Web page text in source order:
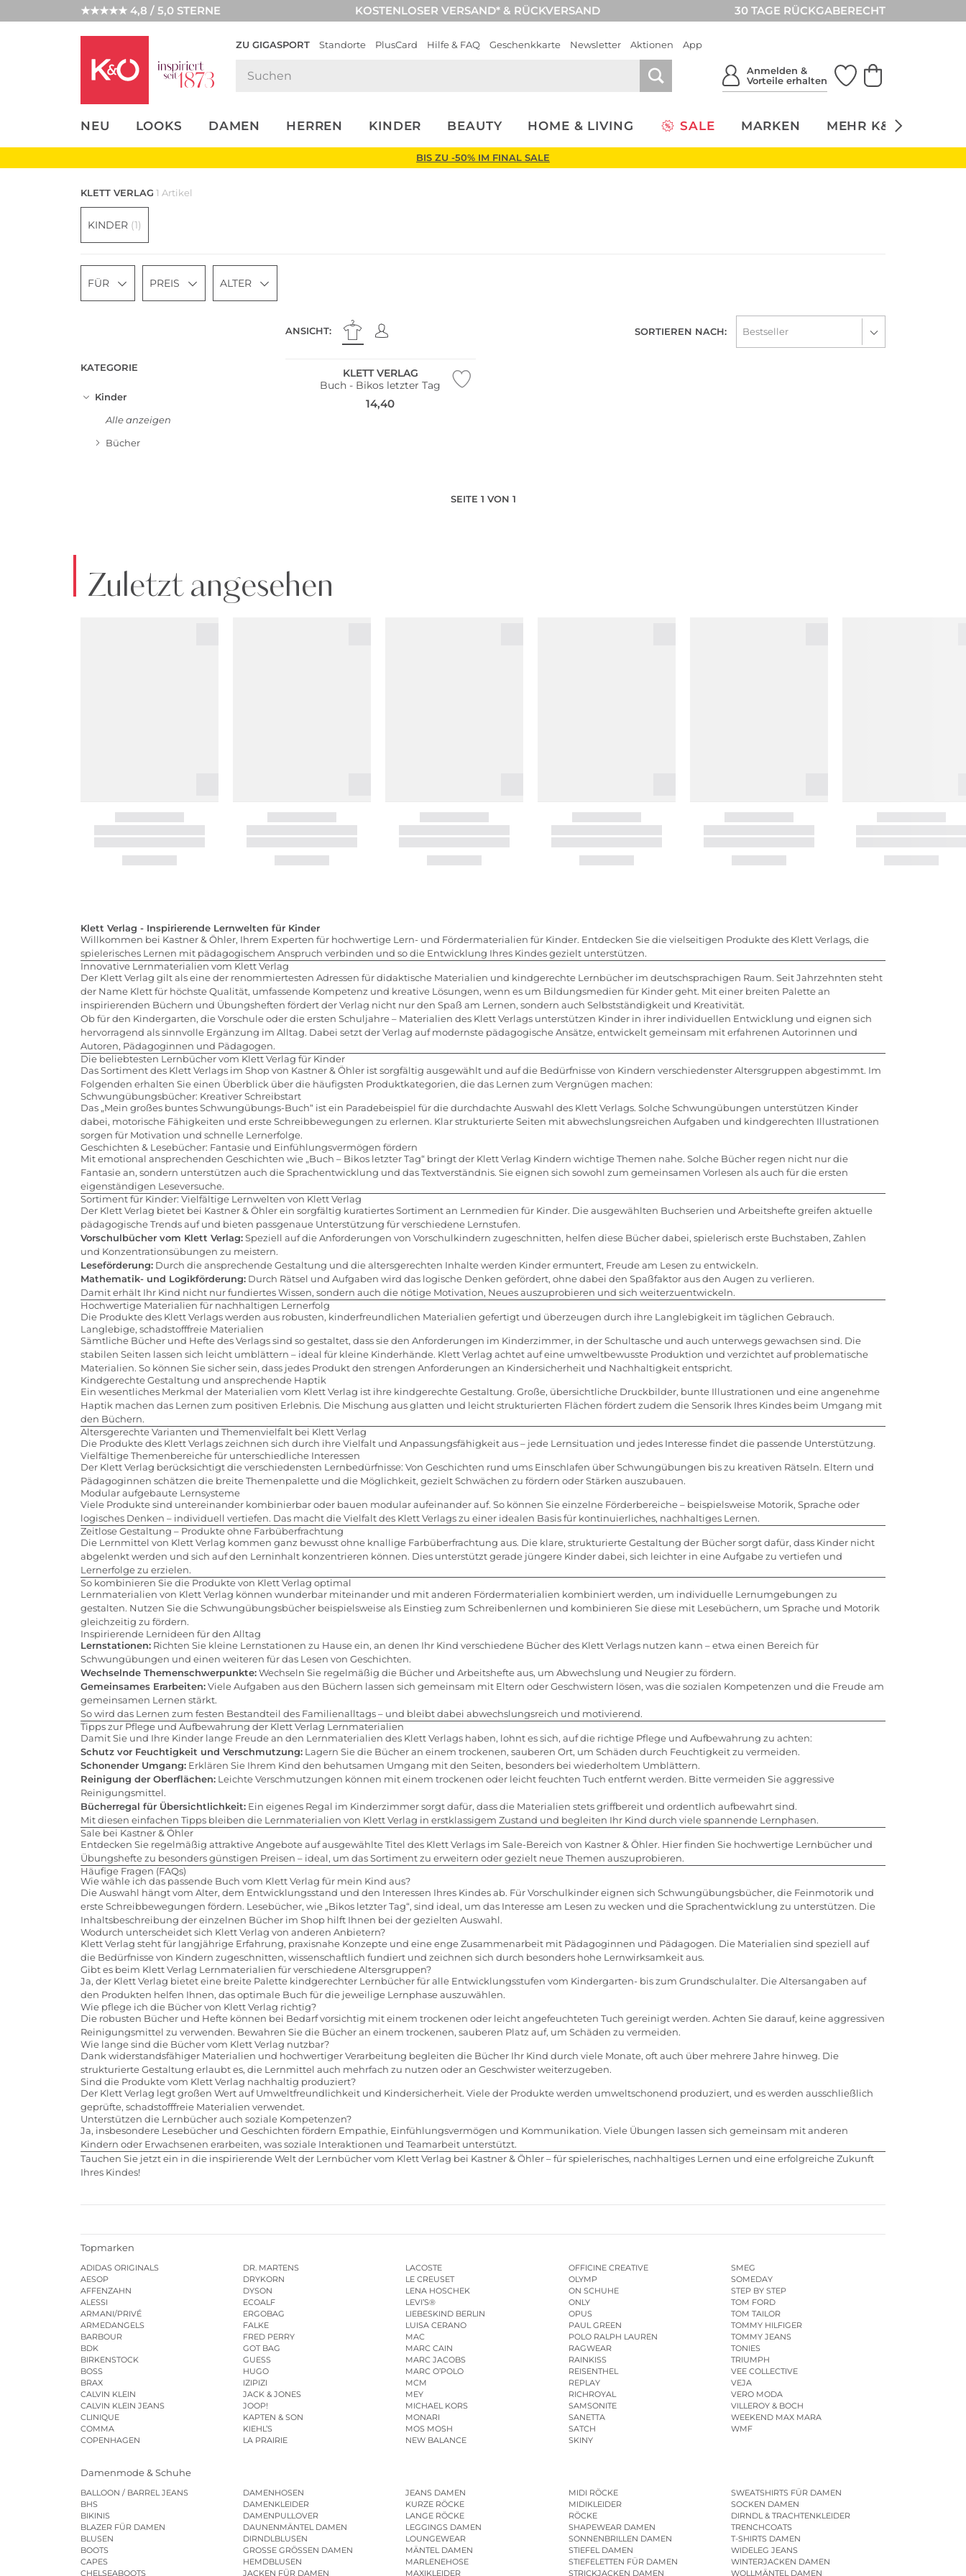
★★★★★ 4,8 / 5,0 STERNE KOSTENLOSER VERSAND* & RÜCKVERSAND 30 TAGE RÜCKGABERECHT
ZU GIGASPORT Standorte PlusCard Hilfe & FAQ Geschenkkarte Newsletter Aktionen App
Anmelden &
Vorteile erhalten
NEU LOOKS DAMEN HERREN KINDER BEAUTY HOME & LIVING SALE MARKEN MEHR K&Ö
UNSERE APP
CLICK &
BIS ZU -50% IM FINAL SALE
KLETT VERLAG 1 Artikel
KINDER (1)
FÜR PREIS ALTER
ANSICHT: SORTIEREN NACH:
KATEGORIE
Kinder
Alle anzeigen
Bücher
KLETT VERLAG
Buch - Bikos letzter Tag
14,40
SEITE 1 VON 1
Zuletzt angesehen
Klett Verlag - Inspirierende Lernwelten für Kinder
Willkommen bei Kastner & Öhler, Ihrem Experten für hochwertige Lern- und Fördermaterialien für Kinder. Entdecken Sie die vielseitigen Produkte des Klett Verlags, die
spielerisches Lernen mit pädagogischem Anspruch verbinden und so die Entwicklung Ihres Kindes gezielt unterstützen.
Innovative Lernmaterialien vom Klett Verlag
Der Klett Verlag gilt als eine der renommiertesten Adressen für didaktische Materialien und kindgerechte Lernbücher im deutschsprachigen Raum. Seit Jahrzehnten steht
der Name Klett für höchste Qualität, umfassende Kompetenz und kreative Lösungen, wenn es um Bildungsmedien für Kinder geht. Mit einer breiten Palette an
inspirierenden Büchern und Übungsheften fördert der Verlag nicht nur den Spaß am Lernen, sondern auch Selbstständigkeit und Kreativität.
Ob für den Kindergarten, die Vorschule oder die ersten Schuljahre – Materialien des Klett Verlags unterstützen Kinder in ihrer individuellen Entwicklung und eignen sich
hervorragend als sinnvolle Ergänzung im Alltag. Dabei setzt der Verlag auf modernste pädagogische Ansätze, entwickelt gemeinsam mit erfahrenen Autorinnen und
Autoren, Pädagoginnen und Pädagogen.
Die beliebtesten Lernbücher vom Klett Verlag für Kinder
Das Sortiment des Klett Verlags im Shop von Kastner & Öhler ist sorgfältig ausgewählt und auf die Bedürfnisse von Kindern verschiedenster Altersgruppen abgestimmt. Im
Folgenden erhalten Sie einen Überblick über die häufigsten Produktkategorien, die das Lernen zum Vergnügen machen:
Schwungübungsbücher: Kreativer Schreibstart
Das „Mein großes buntes Schwungübungs-Buch“ ist ein Paradebeispiel für die durchdachte Auswahl des Klett Verlags. Solche Schwungübungen unterstützen Kinder
dabei, motorische Fähigkeiten und erste Schreibbewegungen zu erlernen. Klar strukturierte Seiten mit abwechslungsreichen Aufgaben und kindgerechten Illustrationen
sorgen für Motivation und schnelle Lernerfolge.
Geschichten & Lesebücher: Fantasie und Einfühlungsvermögen fördern
Mit emotional ansprechenden Geschichten wie „Buch – Bikos letzter Tag“ bringt der Klett Verlag Kindern wichtige Themen nahe. Solche Bücher regen nicht nur die
Fantasie an, sondern unterstützen auch die Sprachentwicklung und das Textverständnis. Sie eignen sich sowohl zum gemeinsamen Vorlesen als auch für die ersten
eigenständigen Leseversuche.
Sortiment für Kinder: Vielfältige Lernwelten von Klett Verlag
Der Klett Verlag bietet bei Kastner & Öhler ein sorgfältig kuratiertes Sortiment an Lernmedien für Kinder. Die ausgewählten Buchserien und Arbeitshefte greifen aktuelle
pädagogische Trends auf und bieten passgenaue Unterstützung für verschiedene Lernstufen.
Vorschulbücher vom Klett Verlag:Speziell auf die Anforderungen von Vorschulkindern zugeschnitten, helfen diese Bücher dabei, spielerisch erste Buchstaben, Zahlen
und Konzentrationsübungen zu meistern.
Leseförderung: Durch die ansprechende Gestaltung und die altersgerechten Inhalte werden Kinder ermuntert, Freude am Lesen zu entwickeln.
Mathematik- und Logikförderung: Durch Rätsel und Aufgaben wird das logische Denken gefördert, ohne dabei den Spaßfaktor aus den Augen zu verlieren.
Damit erhält Ihr Kind nicht nur fundiertes Wissen, sondern auch die nötige Motivation, Neues auszuprobieren und sich weiterzuentwickeln.
Hochwertige Materialien für nachhaltigen Lernerfolg
Die Produkte des Klett Verlags werden aus robusten, kinderfreundlichen Materialien gefertigt und überzeugen durch ihre Langlebigkeit im täglichen Gebrauch.
Langlebige, schadstofffreie Materialien
Sämtliche Bücher und Hefte des Verlags sind so gestaltet, dass sie den Anforderungen im Kinderzimmer, in der Schultasche und auch unterwegs gewachsen sind. Die
stabilen Seiten lassen sich leicht umblättern – ideal für kleine Kinderhände. Klett Verlag achtet auf eine umweltbewusste Produktion und verzichtet auf problematische
Materialien. So können Sie sicher sein, dass jedes Produkt den strengen Anforderungen an Kindersicherheit und Nachhaltigkeit entspricht.
Kindgerechte Gestaltung und ansprechende Haptik
Ein wesentliches Merkmal der Materialien vom Klett Verlag ist ihre kindgerechte Gestaltung. Große, übersichtliche Druckbilder, bunte Illustrationen und eine angenehme
Haptik machen das Lernen zum positiven Erlebnis. Die Mischung aus glatten und leicht strukturierten Flächen fördert zudem die Sensorik Ihres Kindes beim Umgang mit
den Büchern.
Altersgerechte Varianten und Themenvielfalt bei Klett Verlag
Die Produkte des Klett Verlags zeichnen sich durch ihre Vielfalt und Anpassungsfähigkeit aus – jede Lernsituation und jedes Interesse findet die passende Unterstützung.
Vielfältige Themenbereiche für unterschiedliche Interessen
Der Klett Verlag berücksichtigt die verschiedensten Lernbedürfnisse: Von Geschichten rund ums Einschlafen über Schwungübungen bis zu kreativen Rätseln. Eltern und
Pädagoginnen schätzen die breite Themenpalette und die Möglichkeit, gezielt Schwächen zu fördern oder Stärken auszubauen.
Modular aufgebaute Lernsysteme
Viele Produkte sind untereinander kombinierbar oder bauen modular aufeinander auf. So können Sie einzelne Förderbereiche – beispielsweise Motorik, Sprache oder
logisches Denken – individuell vertiefen. Das macht die Vielfalt des Klett Verlags zu einer idealen Basis für kontinuierliches, nachhaltiges Lernen.
Zeitlose Gestaltung – Produkte ohne Farbüberfrachtung
Die Lernmittel von Klett Verlag kommen ganz bewusst ohne knallige Farbüberfrachtung aus. Die klare, strukturierte Gestaltung der Bücher sorgt dafür, dass Kinder nicht
abgelenkt werden und sich auf den Lerninhalt konzentrieren können. Dies unterstützt gerade jüngere Kinder dabei, sich leichter in eine Aufgabe zu vertiefen und
Lernerfolge zu erzielen.
So kombinieren Sie die Produkte von Klett Verlag optimal
Lernmaterialien von Klett Verlag können wunderbar miteinander und mit anderen Fördermaterialien kombiniert werden, um individuelle Lernumgebungen zu
gestalten. Nutzen Sie die Schwungübungsbücher beispielsweise als Einstieg zum Schreibenlernen und kombinieren Sie diese mit Lesebüchern, um Sprache und Motorik
gleichzeitig zu fördern.
Inspirierende Lernideen für den Alltag
Lernstationen: Richten Sie kleine Lernstationen zu Hause ein, an denen Ihr Kind verschiedene Bücher des Klett Verlags nutzen kann – etwa einen Bereich für
Schwungübungen und einen weiteren für das Lesen von Geschichten.
Wechselnde Themenschwerpunkte:Wechseln Sie regelmäßig die Bücher und Arbeitshefte aus, um Abwechslung und Neugier zu fördern.
Gemeinsames Erarbeiten:Viele Aufgaben aus den Büchern lassen sich gemeinsam mit Eltern oder Geschwistern lösen, was die sozialen Kompetenzen und die Freude am
gemeinsamen Lernen stärkt.
So wird das Lernen zum festen Bestandteil des Familienalltags – und bleibt dabei abwechslungsreich und motivierend.
Tipps zur Pflege und Aufbewahrung der Klett Verlag Lernmaterialien
Damit Sie und Ihre Kinder lange Freude an den Lernmaterialien des Klett Verlags haben, lohnt es sich, auf die richtige Pflege und Aufbewahrung zu achten:
Schutz vor Feuchtigkeit und Verschmutzung: Lagern Sie die Bücher an einem trockenen, sauberen Ort, um Schäden durch Feuchtigkeit zu vermeiden.
Schonender Umgang: Erklären Sie Ihrem Kind den behutsamen Umgang mit den Seiten, besonders bei wiederholtem Umblättern.
Reinigung der Oberflächen: Leichte Verschmutzungen können mit einem trockenen oder leicht feuchten Tuch entfernt werden. Bitte vermeiden Sie aggressive
Reinigungsmittel.
Bücherregal für Übersichtlichkeit: Ein eigenes Regal im Kinderzimmer sorgt dafür, dass die Materialien stets griffbereit und ordentlich aufbewahrt sind.
Mit diesen einfachen Tipps bleiben die Lernmaterialien von Klett Verlag in erstklassigem Zustand und begleiten Ihr Kind durch viele spannende Lernphasen.
Sale bei Kastner & Öhler
Entdecken Sie regelmäßig attraktive Angebote auf ausgewählte Titel des Klett Verlags im Sale-Bereich von Kastner & Öhler. Hier finden Sie hochwertige Lernbücher und
Übungshefte zu besonders günstigen Preisen – ideal, um das Sortiment zu erweitern oder gezielt neue Themen auszuprobieren.
Häufige Fragen (FAQs)
Wie wähle ich das passende Buch vom Klett Verlag für mein Kind aus?
Die Auswahl hängt vom Alter, dem Entwicklungsstand und den Interessen Ihres Kindes ab. Für Vorschulkinder eignen sich Schwungübungsbücher, die Feinmotorik und
erste Schreibbewegungen fördern. Lesebücher, wie „Bikos letzter Tag“, sind ideal, um das Interesse am Lesen zu wecken und die Sprachentwicklung zu unterstützen. Die
Inhaltsbeschreibung der einzelnen Bücher im Shop hilft Ihnen bei der gezielten Auswahl.
Wodurch unterscheidet sich Klett Verlag von anderen Anbietern?
Klett Verlag steht für langjährige Erfahrung, praxisnahe Konzepte und eine enge Zusammenarbeit mit Pädagoginnen und Pädagogen. Die Materialien sind speziell auf
die Bedürfnisse von Kindern zugeschnitten, wissenschaftlich fundiert und zeichnen sich durch besonders hohe Lernwirksamkeit aus.
Gibt es beim Klett Verlag Lernmaterialien für verschiedene Altersgruppen?
Ja, der Klett Verlag bietet eine breite Palette kindgerechter Lernbücher für alle Entwicklungsstufen vom Kindergarten- bis zum Grundschulalter. Die Altersangaben auf
den Produkten helfen Ihnen, das optimale Buch für die jeweilige Lernphase auszuwählen.
Wie pflege ich die Bücher von Klett Verlag richtig?
Die robusten Bücher und Hefte können bei Bedarf vorsichtig mit einem trockenen oder leicht angefeuchteten Tuch gereinigt werden. Achten Sie darauf, keine aggressiven
Reinigungsmittel zu verwenden. Bewahren Sie die Bücher an einem trockenen, sauberen Platz auf, um Schäden zu vermeiden.
Wie lange sind die Bücher vom Klett Verlag nutzbar?
Dank widerstandsfähiger Materialien und hochwertiger Verarbeitung begleiten die Bücher Ihr Kind durch viele Monate, oft auch über mehrere Jahre hinweg. Die
strukturierte Gestaltung erlaubt es, die Lernmittel auch mehrfach zu nutzen oder an Geschwister weiterzugeben.
Sind die Produkte vom Klett Verlag nachhaltig produziert?
Der Klett Verlag legt großen Wert auf Umweltfreundlichkeit und Kindersicherheit. Viele der Produkte werden umweltschonend produziert, und es werden ausschließlich
geprüfte, schadstofffreie Materialien verwendet.
Unterstützen die Lernbücher auch soziale Kompetenzen?
Ja, insbesondere Lesebücher und Geschichten fördern Empathie, Einfühlungsvermögen und Kommunikation. Viele Übungen lassen sich gemeinsam mit anderen
Kindern oder Erwachsenen erarbeiten, was soziale Interaktionen und Teamarbeit unterstützt.
Tauchen Sie jetzt ein in die inspirierende Welt der Lernbücher vom Klett Verlag bei Kastner & Öhler – für spielerisches, nachhaltiges Lernen und eine erfolgreiche Zukunft
Ihres Kindes!
Topmarken
ADIDAS ORIGINALS
AESOP
AFFENZAHN
ALESSI
ARMANI/PRIVÉ
ARMEDANGELS
BARBOUR
BDK
BIRKENSTOCK
BOSS
BRAX
CALVIN KLEIN
CALVIN KLEIN JEANS
CLINIQUE
COMMA
COPENHAGEN
DR. MARTENS
DRYKORN
DYSON
ECOALF
ERGOBAG
FALKE
FRED PERRY
GOT BAG
GUESS
HUGO
IZIPIZI
JACK & JONES
JOOP!
KAPTEN & SON
KIEHL’S
LA PRAIRIE
LACOSTE
LE CREUSET
LENA HOSCHEK
LEVI’S®
LIEBESKIND BERLIN
LUISA CERANO
MAC
MARC CAIN
MARC JACOBS
MARC O’POLO
MCM
MEY
MICHAEL KORS
MONARI
MOS MOSH
NEW BALANCE
OFFICINE CREATIVE
OLYMP
ON SCHUHE
ONLY
OPUS
PAUL GREEN
POLO RALPH LAUREN
RAGWEAR
RAINKISS
REISENTHEL
REPLAY
RICHROYAL
SAMSONITE
SANETTA
SATCH
SKINY
SMEG
SOMEDAY
STEP BY STEP
TOM FORD
TOM TAILOR
TOMMY HILFIGER
TOMMY JEANS
TONIES
TRIUMPH
VEE COLLECTIVE
VEJA
VERO MODA
VILLEROY & BOCH
WEEKEND MAX MARA
WMF
Damenmode & Schuhe
BALLOON / BARREL JEANS
BHS
BIKINIS
BLAZER FÜR DAMEN
BLUSEN
BOOTS
CAPES
CHELSEABOOTS
DAMENHOSEN
DAMENKLEIDER
DAMENPULLOVER
DAUNENMÄNTEL DAMEN
DIRNDLBLUSEN
GROSSE GRÖSSEN DAMEN
HEMDBLUSEN
JACKEN FÜR DAMEN
JEANS DAMEN
KURZE RÖCKE
LANGE RÖCKE
LEGGINGS DAMEN
LOUNGEWEAR
MÄNTEL DAMEN
MARLENEHOSE
MAXIKLEIDER
MIDI RÖCKE
MIDIKLEIDER
RÖCKE
SHAPEWEAR DAMEN
SONNENBRILLEN DAMEN
STIEFEL DAMEN
STIEFELETTEN FÜR DAMEN
STRICKJACKEN DAMEN
SWEATSHIRTS FÜR DAMEN
SOCKEN DAMEN
DIRNDL & TRACHTENKLEIDER
TRENCHCOATS
T-SHIRTS DAMEN
WIDELEG JEANS
WINTERJACKEN DAMEN
WOLLMÄNTEL DAMEN